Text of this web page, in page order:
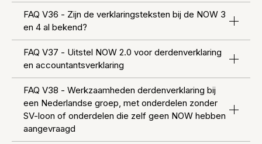
FAQ V36 - Zijn de verklaringsteksten bij de NOW 3
en 4 al bekend?
FAQ V37 - Uitstel NOW 2.0 voor derdenverklaring
en accountantsverklaring
FAQ V38 - Werkzaamheden derdenverklaring bij
een Nederlandse groep, met onderdelen zonder
SV-loon of onderdelen die zelf geen NOW hebben
aangevraagd